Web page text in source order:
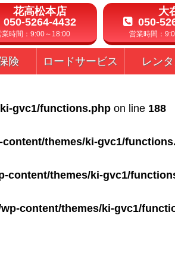
花高松本店
050-5264-4432
業時間：9:00～18:00
大
050-
営業時間：
険 ロードサービス レン
gvc1/functions.php on line 188
themes/ki-gvc1/
content/themes/ki-gvc1/
content/themes/ki-gvc1/